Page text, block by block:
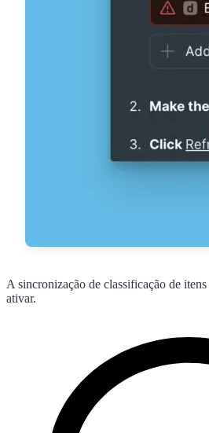
A sincronização de classificação de
ativar.